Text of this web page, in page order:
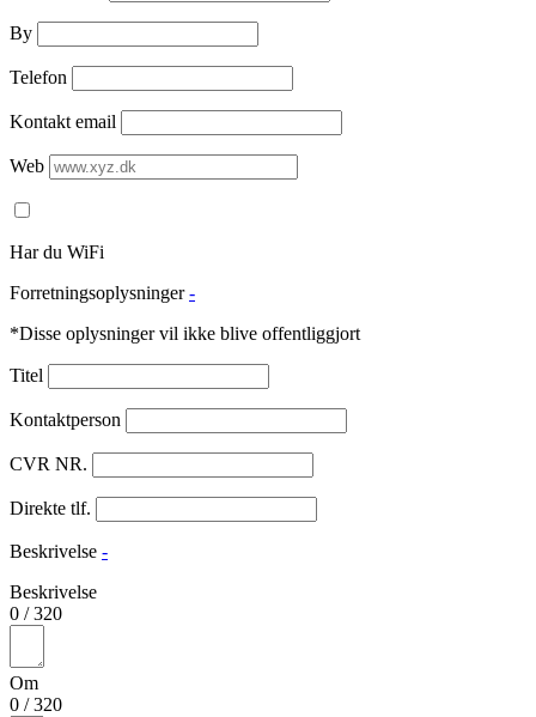
By
Telefon
Kontakt email
Web
Har du WiFi
Forretningsoplysninger -
*Disse oplysninger vil ikke blive offentliggjort
Titel
Kontaktperson
CVR NR.
Direkte tlf.
Beskrivelse -
Beskrivelse
0 /320
Om
0 /320